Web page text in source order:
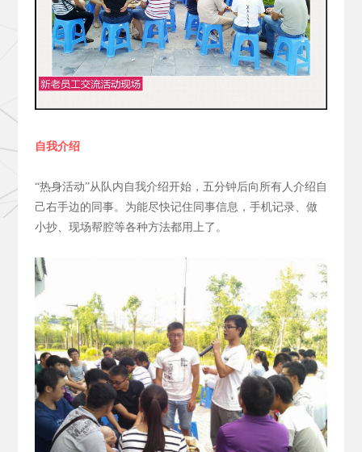
自我介绍
“热身活动”从队内自我介绍开始，五分钟后向所有人介绍自
己右手边的同事。为能尽快记住同事信息，手机记录、做
小抄、现场帮腔等各种方法都用上了。